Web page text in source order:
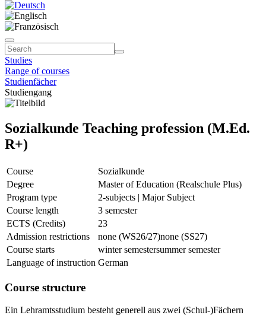
Studies
Range of courses
Studienfächer
Studiengang
Sozialkunde Teaching profession (M.Ed.
R+)
Course
Sozialkunde
Degree
Master of Education (Realschule Plus)
Program type
2-subjects | Major Subject
Course length
3 semester
ECTS (Credits)
23
Admission restrictions
none (WS26/27)none (SS27)
Course starts
winter semestersummer semester
Language of instruction German
Course structure
Ein Lehramtsstudium besteht generell aus zwei (Schul-)Fächern